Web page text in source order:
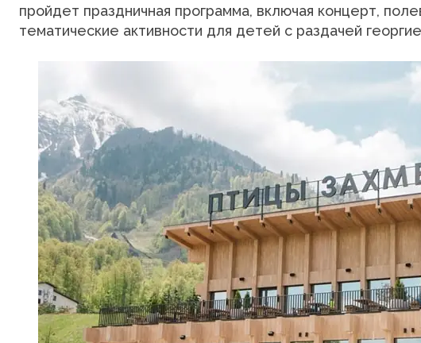
пройдет праздничная программа, включая концерт,
тематические активности для детей с раздачей